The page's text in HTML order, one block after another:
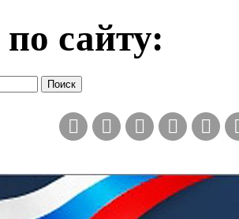
сайту: